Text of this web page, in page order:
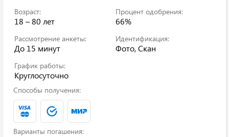
Возраст:
18 – 80 лет
Процент одобрения:
66%
Рассмотрение анкеты:
До 15 минут
Идентификация:
Фото, Скан
График работы:
Круглосуточно
Способы получения:
Варианты погашения: